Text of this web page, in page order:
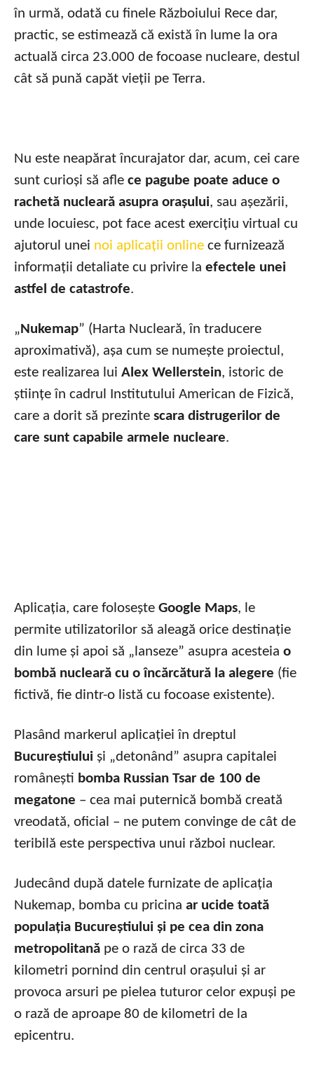
în urmă, odată cu finele Războiului Rece dar,
practic, se estimează că există în lume la ora
actuală circa 23.000 de focoase nucleare, destul
cât să pună capăt vieții pe Terra.
Nu este neapărat încurajator dar, acum, cei care
sunt curioși să afle ce pagube poate aduce o
rachetă nucleară asupra orașului, sau așezării,
unde locuiesc, pot face acest exercițiu virtual cu
ajutorul unei noi aplicații online ce furnizează
informații detaliate cu privire la efectele unei
astfel de catastrofe.
„Nukemap” (Harta Nucleară, în traducere
aproximativă), așa cum se numește proiectul,
este realizarea lui Alex Wellerstein, istoric de
științe în cadrul Institutului American de Fizică,
care a dorit să prezinte scara distrugerilor de
care sunt capabile armele nucleare.
Aplicația, care folosește Google Maps, le
permite utilizatorilor să aleagă orice destinație
din lume și apoi să „lanseze” asupra acesteia o
bombă nucleară cu o încărcătură la alegere (fie
fictivă, fie dintr-o listă cu focoase existente).
Plasând markerul aplicației în dreptul
Bucureștiului și „detonând” asupra capitalei
românești bomba Russian Tsar de 100 de
megatone – cea mai puternică bombă creată
vreodată, oficial – ne putem convinge de cât de
teribilă este perspectiva unui război nuclear.
Judecând după datele furnizate de aplicația
Nukemap, bomba cu pricina ar ucide toată
populația Bucureștiului și pe cea din zona
metropolitană pe o rază de circa 33 de
kilometri pornind din centrul orașului și ar
provoca arsuri pe pielea tuturor celor expuși pe
o rază de aproape 80 de kilometri de la
epicentru.